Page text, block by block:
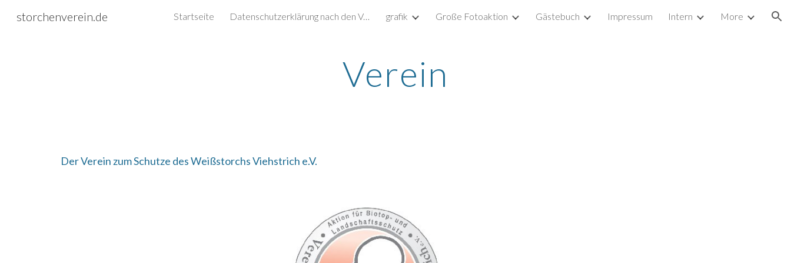
Skip to main content Skip to navigation
storchenverein.de Startseite Datenschutzerklärung nach den Vorgaben der DSGVO grafik Große Fotoaktion Gästebuch Impressum Intern More
Verein
Der Verein zum Schutze des Weißstorchs Viehstrich e.V.